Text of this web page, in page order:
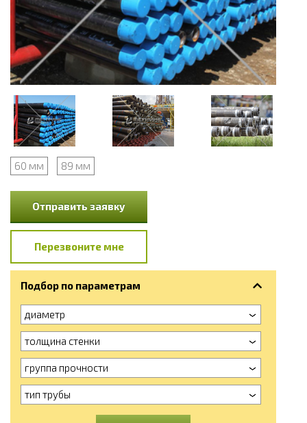
60 мм 89 мм
Отправить заявку
Перезвоните мне
Подбор по параметрам
диаметр
толщина стенки
группа прочности
тип трубы